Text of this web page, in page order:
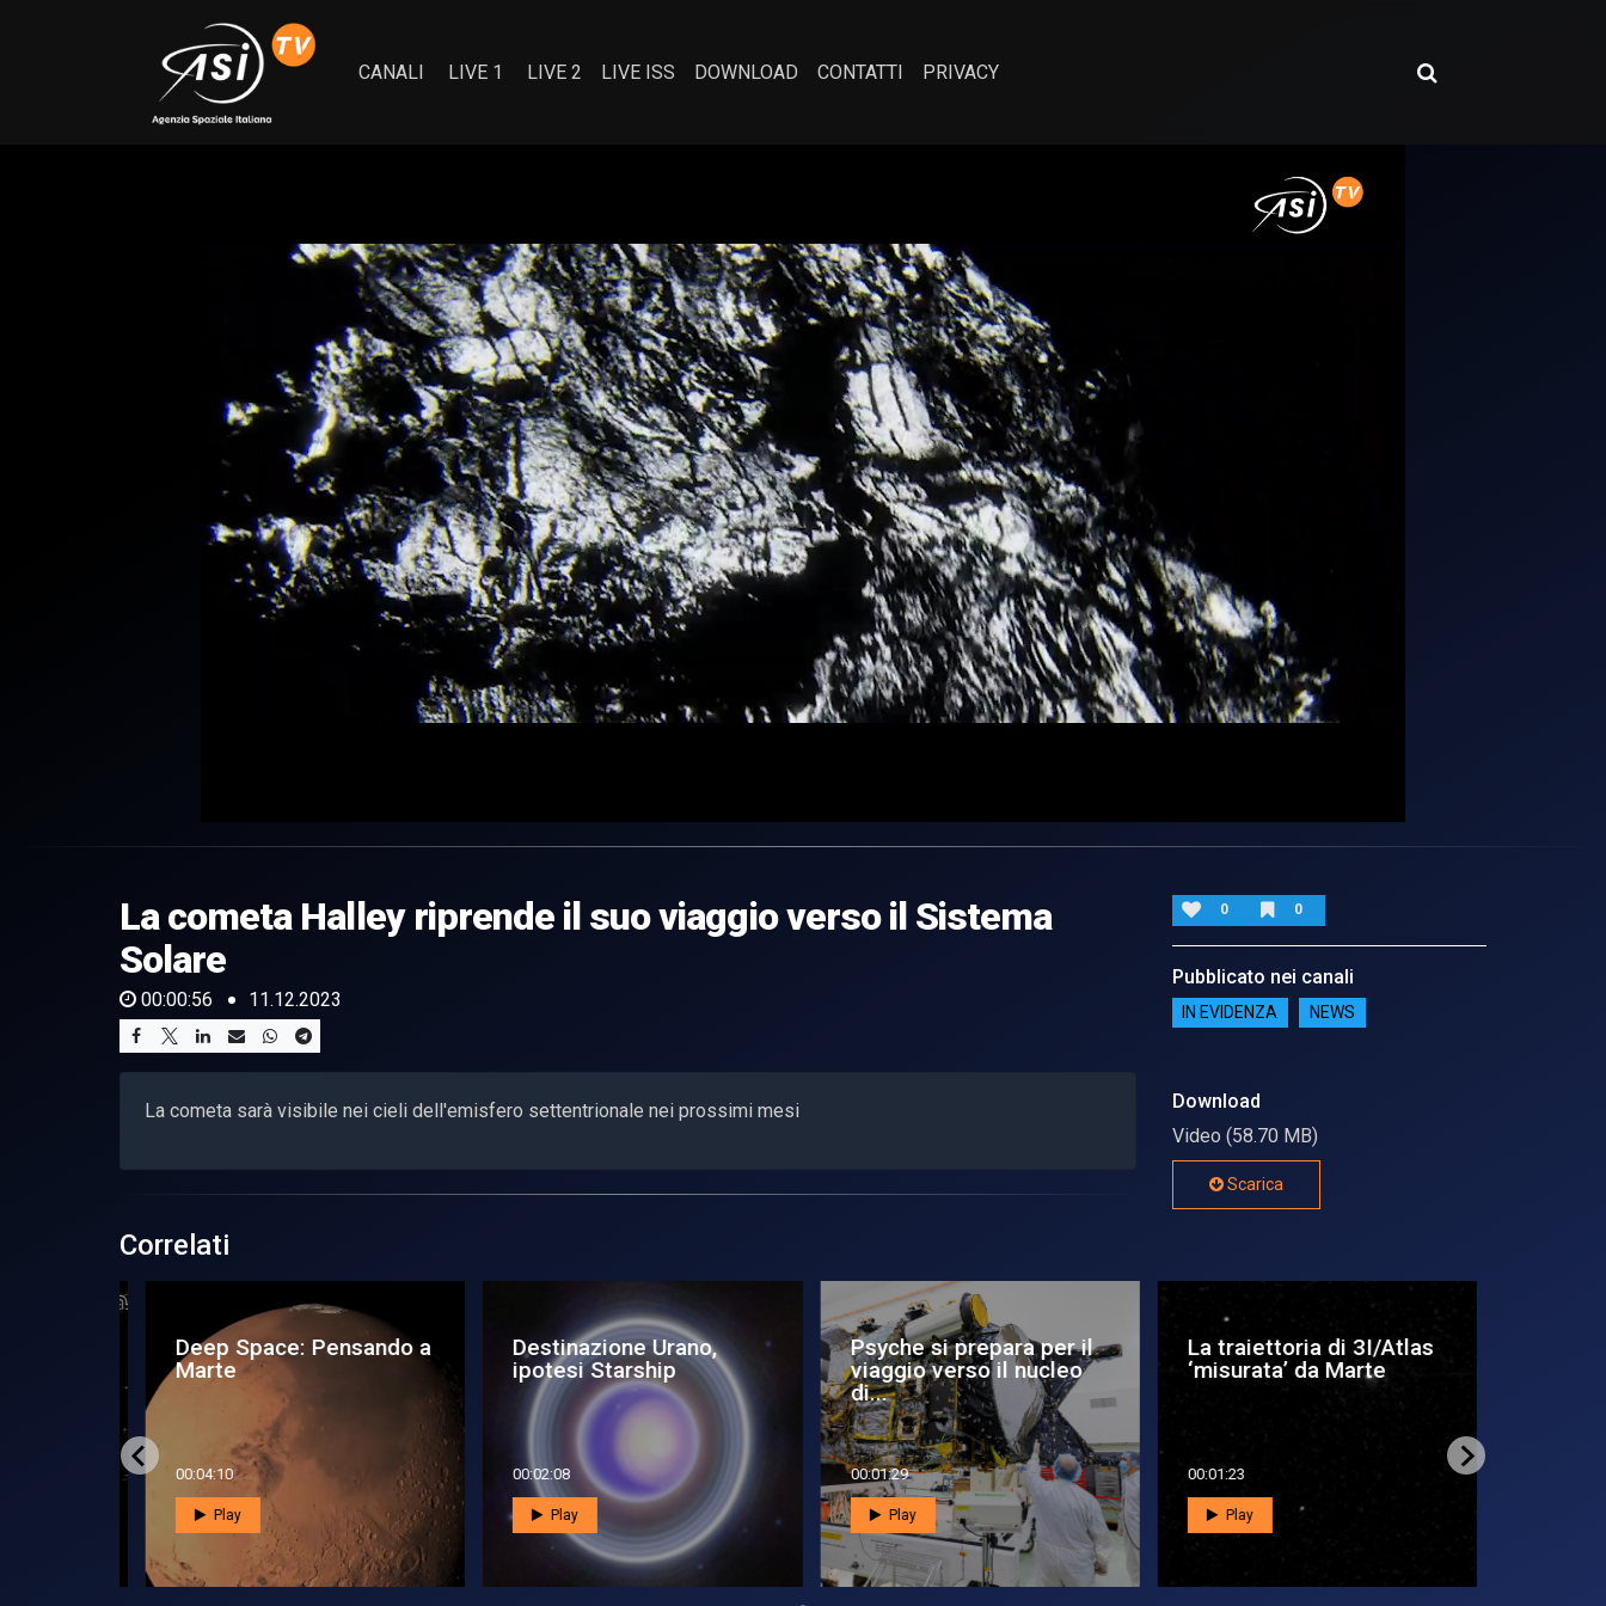
CANALI LIVE 1 LIVE 2 LIVE ISS DOWNLOAD CONTATTI PRIVACY
of
0%
La cometa Halley riprende il suo viaggio verso il Sistema
Solare
00:00:56 11.12.2023
La cometa sarà visibile nei cieli dell'emisfero settentrionale nei prossimi mesi
0 0
Pubblicato nei canali
IN EVIDENZA NEWS
Download
Video (58.70 MB)
Scarica
Correlati
Deep Space: Pensando a
Marte
00:04:10
Play
Destinazione Urano,
ipotesi Starship
00:02:08
Play
Psyche si prepara per il
viaggio verso il nucleo
di...
00:01:29
Play
La traiettoria di 3I/Atlas
‘misurata’ da Marte
00:01:23
Play